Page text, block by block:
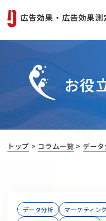
広告効果・広告効果測
お役
トップ > コラム一覧 > デー
データ分析 マーケティン